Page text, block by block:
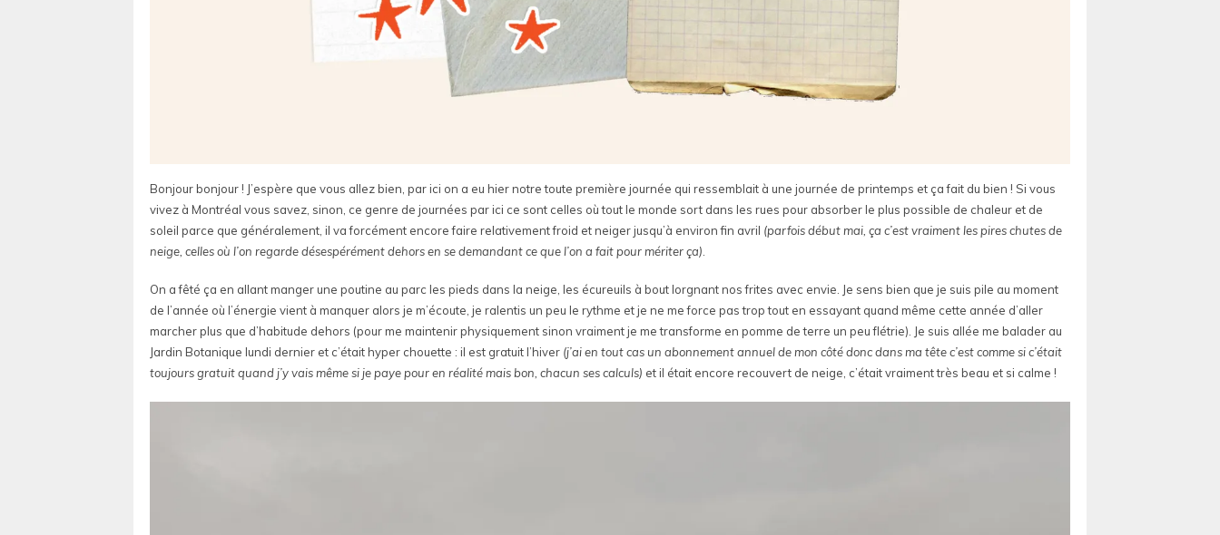
Bonjour bonjour ! J’espère que vous allez bien, par ici on a eu hier notre toute première journée qui ressemblait à une journée de printemps et ça fait du bien ! Si vous
vivez à Montréal vous savez, sinon, ce genre de journées par ici ce sont celles où tout le monde sort dans les rues pour absorber le plus possible de chaleur et de
soleil parce que généralement, il va forcément encore faire relativement froid et neiger jusqu’à environ fin avril (parfois début mai, ça c’est vraiment les pires chutes de
neige, celles où l’on regarde désespérément dehors en se demandant ce que l’on a fait pour mériter ça)
On a fêté ça en allant manger une poutine au parc les pieds dans la neige, les écureuils à bout lorgnant nos frites avec envie. Je sens bien que je suis pile au moment
de l’année où l’énergie vient à manquer alors je m’écoute, je ralentis un peu le rythme et je ne me force pas trop tout en essayant quand même cette année d’aller
marcher plus que d’habitude dehors (pour me maintenir physiquement sinon vraiment je me transforme en pomme de terre un peu flétrie). Je suis allée me balader au
Jardin Botanique lundi dernier et c’était hyper chouette : il est gratuit l’hiver (j’ai en tout cas un abonnement annuel de mon côté donc dans ma tête c’est comme si c’était
toujours gratuit quand j’y vais même si je paye pour en réalité mais bon, chacun ses calculs) et il était encore recouvert de neige, c’était vraiment très beau et si calme !